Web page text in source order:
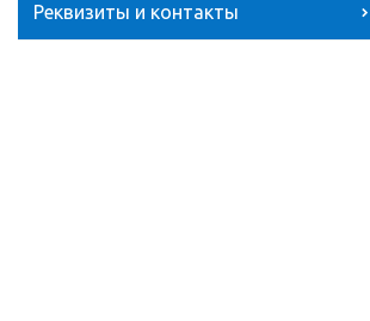
Реквизиты и контакты